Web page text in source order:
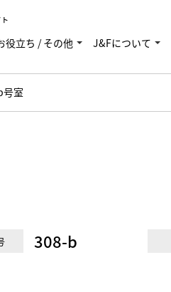
役立ち / その他 J&Fについて
室
308-b